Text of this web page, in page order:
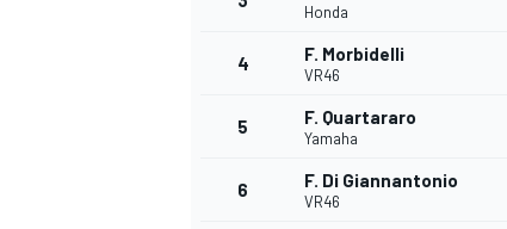
Honda
4 F. Morbidelli
VR46
5 F. Quartararo
Yamaha
6 F. Di Giannantonio
VR46